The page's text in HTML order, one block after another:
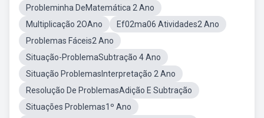
Probleminha DeMatemática 2 Ano
Multiplicação 2OAno
Ef02ma06 Atividades2 Ano
Problemas Fáceis2 Ano
Situação-ProblemaSubtração 4 Ano
Situação ProblemasInterpretação 2 Ano
Resolução De ProblemasAdição E Subtração
Situações Problemas1º Ano